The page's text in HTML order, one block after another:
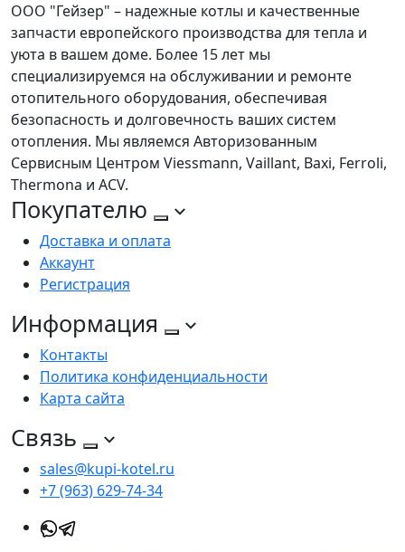
ООО "Гейзер" – надежные котлы и качественные
запчасти европейского производства для тепла и
уюта в вашем доме. Более 15 лет мы
специализируемся на обслуживании и ремонте
отопительного оборудования, обеспечивая
безопасность и долговечность ваших систем
отопления. Мы являемся Авторизованным
Сервисным Центром Viessmann, Vaillant, Baxi, Ferroli,
Thermona и ACV.
Покупателю
Доставка и оплата
Аккаунт
Регистрация
Информация
Контакты
Политика конфиденциальности
Карта сайта
Связь
sales@kupi-kotel.ru
+7 (963) 629-74-34